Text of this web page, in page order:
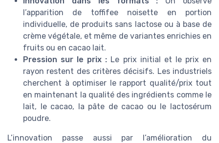
l’apparition de toffifee noisette en portion
individuelle, de produits sans lactose ou à base de
crème végétale, et même de variantes enrichies en
fruits ou en cacao lait.
Pression sur le prix : Le prix initial et le prix en
rayon restent des critères décisifs. Les industriels
cherchent à optimiser le rapport qualité/prix tout
en maintenant la qualité des ingrédients comme le
lait, le cacao, la pâte de cacao ou le lactosérum
poudre.
L’innovation passe aussi par l’amélioration du